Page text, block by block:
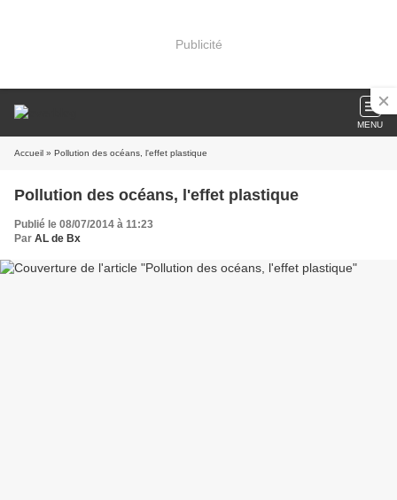
Publicité
MENU
Accueil » Pollution des océans, l'effet plastique
Pollution des océans, l'effet plastique
Publié le 08/07/2014 à 11:23
Par AL de Bx